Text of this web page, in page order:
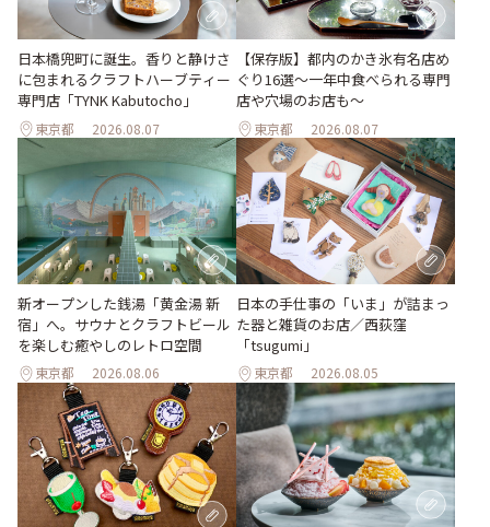
日本橋兜町に誕生。香りと静けさ
に包まれるクラフトハーブティー
専門店「TYNK Kabutocho」
東京都 2026.08.07
【保存版】都内のかき氷有名店め
ぐり16選～一年中食べられる専門
店や穴場のお店も～
東京都 2026.08.07
新オープンした銭湯「黄金湯 新
宿」へ。サウナとクラフトビール
を楽しむ癒やしのレトロ空間
東京都 2026.08.06
日本の手仕事の「いま」が詰まっ
た器と雑貨のお店／西荻窪
「tsugumi」
東京都 2026.08.05